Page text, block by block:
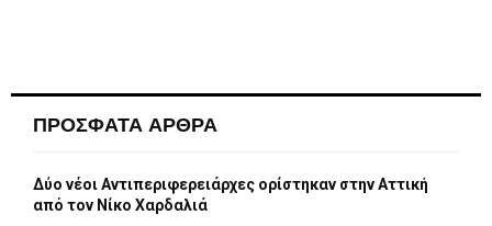
ΠΡΟΣΦΑΤΑ ΑΡΘΡΑ
Δύο νέοι Αντιπεριφερειάρχες ορίστηκαν στην Αττική
από τον Νίκο Χαρδαλιά